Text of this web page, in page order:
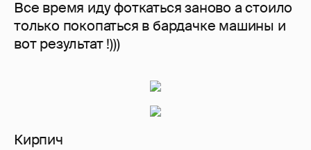
Все время иду фоткаться заново а стоило
только покопаться в бардачке машины и
вот результат !)))
Кирпич